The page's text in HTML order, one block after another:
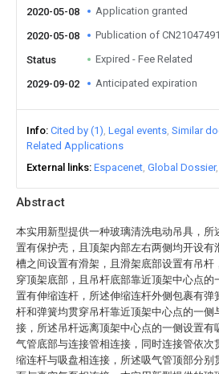
Abstract
本实用新型提供一种玻璃清洗电动吊具，所
置有保护壳，且顶架内部左右两侧均开设有
槽之间设置有滑架，且滑架底部设置有吊杆
穿顶架底部，且吊杆底部靠近顶架中心点的
置有伸缩连杆，所述伸缩连杆外侧包裹有弹
杆和弹簧均贯穿吊杆靠近顶架中心点的一侧
接，所述吊杆远离顶架中心点的一侧设置有
气管底部与连接管相连接，同时连接管依次
缩连杆与吸盘相连接，所述吸气管顶部分别
2020-05-08 Application granted
2020-05-08 Publication of
Status Expired - Fee Related
2029-09-02 Anticipated expiration
Info Cited by (1) Legal events Similar
Related Applications
External links Espacenet Global Dossier